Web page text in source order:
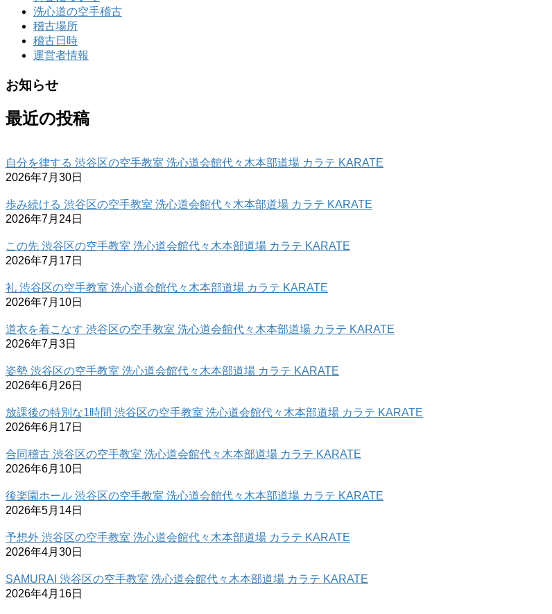
洗心道の空手稽古
稽古場所
稽古日時
運営者情報
お知らせ
最近の投稿
自分を律する 渋谷区の空手教室 洗心道会館代々木本部道場 カラテ KARATE
2026年7月30日
歩み続ける 渋谷区の空手教室 洗心道会館代々木本部道場 カラテ KARATE
2026年7月24日
この先 渋谷区の空手教室 洗心道会館代々木本部道場 カラテ KARATE
2026年7月17日
礼 渋谷区の空手教室 洗心道会館代々木本部道場 カラテ KARATE
2026年7月10日
道衣を着こなす 渋谷区の空手教室 洗心道会館代々木本部道場 カラテ KARATE
2026年7月3日
姿勢 渋谷区の空手教室 洗心道会館代々木本部道場 カラテ KARATE
2026年6月26日
放課後の特別な1時間 渋谷区の空手教室 洗心道会館代々木本部道場 カラテ KARATE
2026年6月17日
合同稽古 渋谷区の空手教室 洗心道会館代々木本部道場 カラテ KARATE
2026年6月10日
後楽園ホール 渋谷区の空手教室 洗心道会館代々木本部道場 カラテ KARATE
2026年5月14日
予想外 渋谷区の空手教室 洗心道会館代々木本部道場 カラテ KARATE
2026年4月30日
SAMURAI 渋谷区の空手教室 洗心道会館代々木本部道場 カラテ KARATE
2026年4月16日